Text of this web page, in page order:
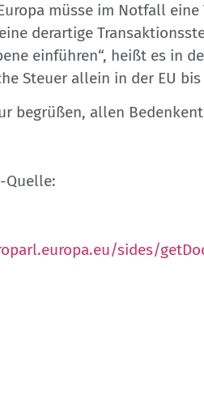
müsse im Notfall
derartige
einführen“, heißt es in
Steuer allein in der EU
begrüßen, allen
Quelle:
sides/